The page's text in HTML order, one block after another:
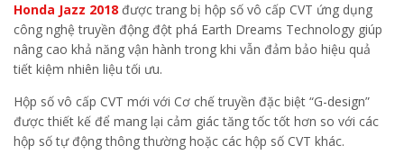
Honda Jazz 2018 được trang bị hộp số vô cấp CVT ứng dụng
công nghệ truyền động đột phá Earth Dreams Technology giúp
nâng cao khả năng vận hành trong khi vẫn đảm bảo hiệu quả
tiết kiệm nhiên liệu tối ưu.
Hộp số vô cấp CVT mới với Cơ chế truyền đặc biệt “G-design”
được thiết kế để mang lại cảm giác tăng tốc tốt hơn so với các
hộp số tự động thông thường hoặc các hộp số CVT khác.